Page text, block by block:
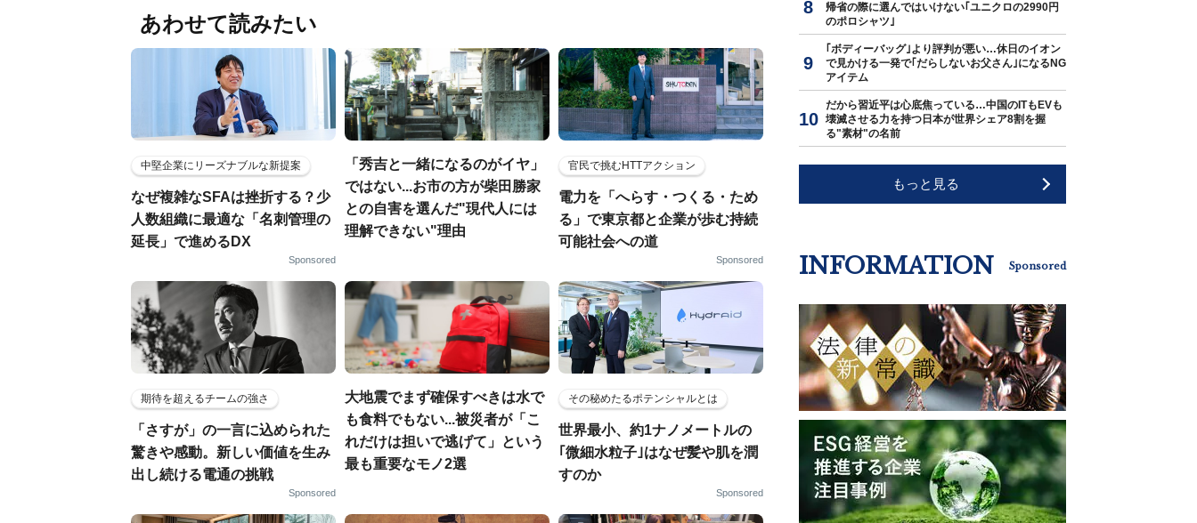
あわせて読みたい
中堅企業にリーズナブルな新提案
なぜ複雑なSFAは挫折する？少
人数組織に最適な「名刺管理の
延長」で進めるDX
Sponsored
「秀吉と一緒になるのがイヤ」
ではない...お市の方が柴田勝家
との自害を選んだ"現代人には
理解できない"理由
官民で挑むHTTアクション
電力を「へらす・つくる・ため
る」で東京都と企業が歩む持続
可能社会への道
Sponsored
期待を超えるチームの強さ
「さすが」の一言に込められた
驚きや感動。新しい価値を生み
出し続ける電通の挑戦
Sponsored
大地震でまず確保すべきは水で
も食料でもない...被災者が「こ
れだけは担いで逃げて」という
最も重要なモノ2選
その秘めたるポテンシャルとは
世界最小、約1ナノメートルの
｢微細水粒子｣はなぜ髪や肌を潤
すのか
Sponsored
帰省の際に選んではいけない｢ユニクロの2990円
のポロシャツ｣
｢ボディーバッグ｣より評判が悪い…休日のイオン
で見かける一発で｢だらしないお父さん｣になるNG
アイテム
だから習近平は心底焦っている…中国のITもEVも
壊滅させる力を持つ日本が世界シェア8割を握
る"素材"の名前
もっと見る
INFORMATION Sponsored